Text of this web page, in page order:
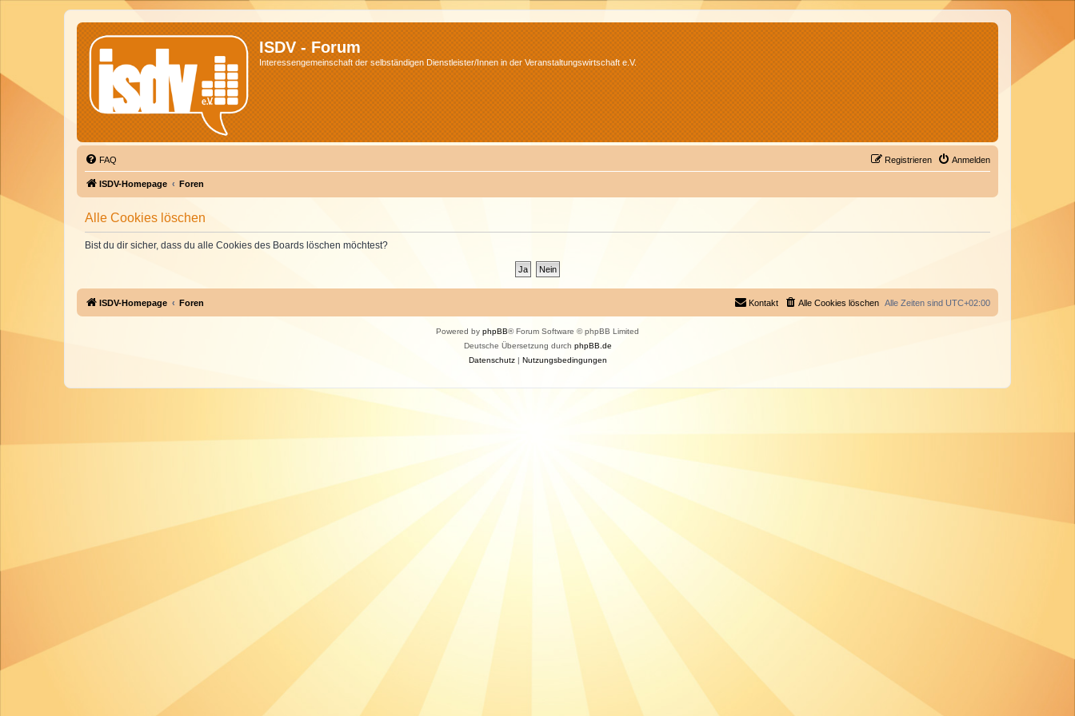
ISDV - Forum
Interessengemeinschaft der selbständigen Dienstleister/Innen in der Veranstaltungswirtschaft e.V.
FAQ Anmelden
Registrieren
ISDV-Homepage Foren
Alle Cookies löschen
Bist du dir sicher, dass du alle Cookies des Boards löschen möchtest?
ISDV-Homepage Foren Alle Zeiten sind UTC+02:00
Alle Cookies löschen
Kontakt
Powered by phpBB® Forum Software © phpBB Limited
Deutsche Übersetzung durch phpBB.de
Datenschutz| Nutzungsbedingungen